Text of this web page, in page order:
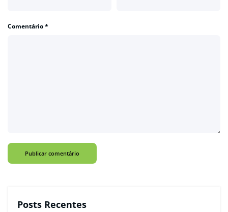
Comentário*
Posts Recentes